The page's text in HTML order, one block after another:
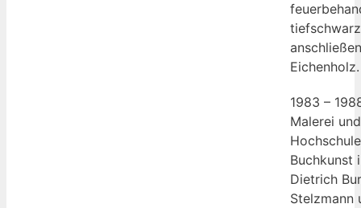
Eichenholz.
1983 –
Malerei
Buchkunst
Dietrich
Stelzmann